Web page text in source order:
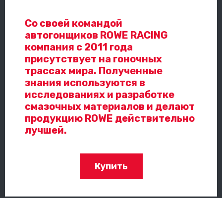
Со своей командой
автогонщиков ROWE RACING
компания с 2011 года
присутствует на гоночных
трассах мира. Полученные
знания используются в
исследованиях и разработке
смазочных материалов и делают
продукцию ROWE действительно
лучшей.
Купить